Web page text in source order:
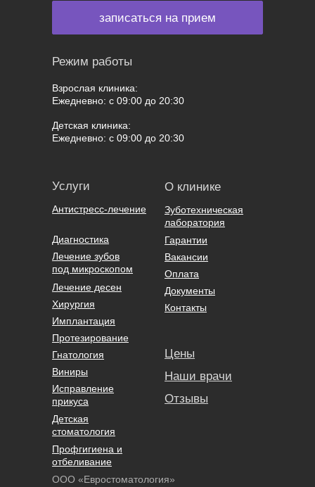
ООО «Евростоматология»
Взрослая клиника:
Ежедневно: с 09:00 до 20:30
Детская клиника:
Ежедневно: с 09:00 до 20:30
Режим работы
записаться на прием
Антистресс-лечение
Диагностика
Лечение зубов
под микроскопом
Лечение десен
Хирургия
Имплантация
Протезирование
Гнатология
Исправление
прикуса
Виниры
Профгигиена и
отбеливание
Детская
стоматология
Услуги
Зуботехническая
лаборатория
Гарантии
Вакансии
Оплата
Документы
О клинике
Цены
Наши врачи
Отзывы
Контакты